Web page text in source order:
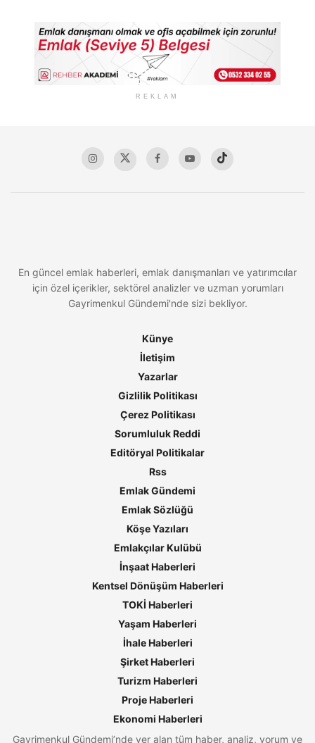
REKLAM
En güncel emlak haberleri, emlak danışmanları ve yatırımcılar
için özel içerikler, sektörel analizler ve uzman yorumları
Gayrimenkul Gündemi'nde sizi bekliyor.
Künye
İletişim
Yazarlar
Gizlilik Politikası
Çerez Politikası
Sorumluluk Reddi
Editöryal Politikalar
Rss
Emlak Gündemi
Emlak Sözlüğü
Köşe Yazıları
Emlakçılar Kulübü
İnşaat Haberleri
Kentsel Dönüşüm Haberleri
TOKİ Haberleri
Yaşam Haberleri
İhale Haberleri
Şirket Haberleri
Turizm Haberleri
Proje Haberleri
Ekonomi Haberleri
Gayrimenkul Gündemi’nde yer alan tüm haber, analiz, yorum ve